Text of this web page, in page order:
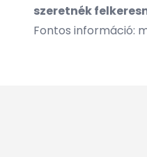
szeretnék
Fontos információ: